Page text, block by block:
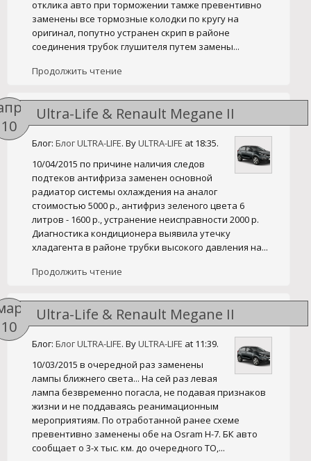
Продолжить чтение
отклика авто при торможении тамже превентивно
заменены все тормозные колодки по кругу на
оригинал, попутно устранен скрип в районе
соединения трубок глушителя путем замены...
10
Ultra-Life & Renault Megane II
Блог: Блог ULTRA-LIFE. ByULTRA-LIFE at 18:35.
Продолжить чтение
10/04/2015 по причине наличия следов
подтеков антифриза заменен основной
радиатор системы охлаждения на аналог
стоимостью 5000 р., антифриз зеленого цвета 6
литров - 1600 р., устранение неисправности 2000 р.
Диагностика кондиционера выявила утечку
хладагента в районе трубки высокого давления на...
10
Ultra-Life & Renault Megane II
Блог: Блог ULTRA-LIFE. ByULTRA-LIFE at 11:39.
10/03/2015 в очередной раз заменены
лампы ближнего света... На сей раз левая
лампа безвременно погасла, не подавая признаков
жизни и не поддаваясь реанимационным
мероприятиям. По отработанной ранее схеме
превентивно заменены обе на Osram H-7. БК авто
сообщает о 3-х тыс. км. до очередного ТО,...